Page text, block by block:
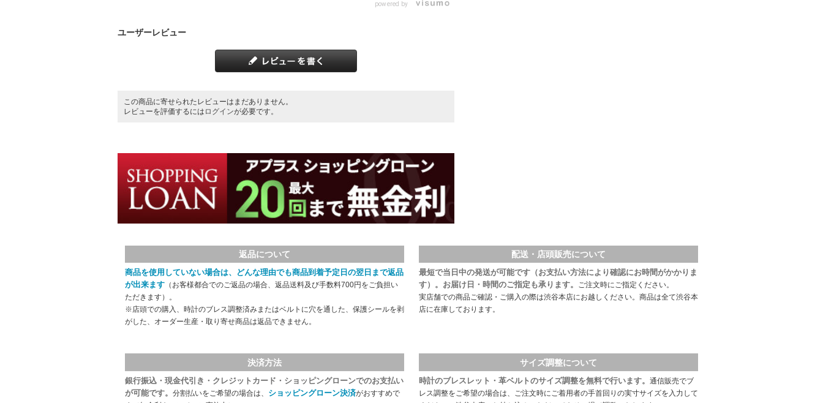
powered by
ユーザーレビュー
この商品に寄せられたレビューはまだありません。
レビューを評価するには ログインが必要です。
返品について
商品を使用していない場合は、どんな理由でも商品到着予定日の翌日まで返品
が出来ます （お客様都合でのご返品の場合、返品送料及び手数料700円をご負担い
ただきます）。
※店頭での購入、時計のブレス調整済みまたはベルトに穴を通した、保護シールを剥
がした、オーダー生産・取り寄せ商品は返品できません。
配送・店頭販売について
最短で当日中の発送が可能です（お支払い方法により確認にお時間がかかりま
す）。お届け日・時間のご指定も承ります。
ご注文時にご指定ください。
実店舗での商品ご確認・ご購入の際は渋谷本店にお越しください。商品は全て渋谷本
店に在庫しております。
決済方法
銀行振込・現金代引き・クレジットカード・ショッピングローンでのお支払い
が可能です。 分割払いをご希望の場合は、 ショッピングローン決済がおすすめで
サイズ調整について
時計のブレスレット・革ベルトのサイズ調整を無料で行います。 通信販売でブ
レス調整をご希望の場合は、ご注文時にご着用者の手首回りの実寸サイズを入力して